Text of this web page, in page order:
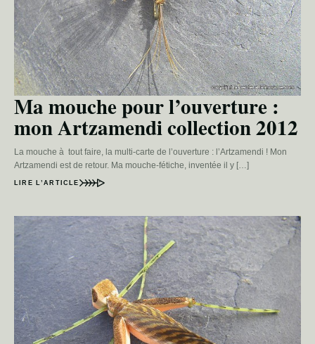
Ma mouche pour l’ouverture :
mon Artzamendi collection 2012
La mouche à tout faire, la multi-carte de l’ouverture : l’Artzamendi ! Mon
Artzamendi est de retour. Ma mouche-fétiche, inventée il y […]
LIRE L’ARTICLE